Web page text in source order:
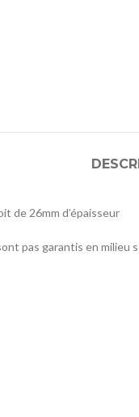
de 26mm d’épaisseur
pas garantis en milieu